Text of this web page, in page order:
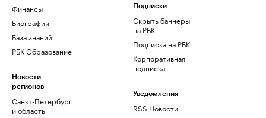
Финансы
Биографии
База знаний
РБК Образование
Новости
регионов
Санкт-Петербург
и область
Подписки
Скрыть баннеры
на РБК
Подписка на РБК
Корпоративная
подписка
Уведомления
RSS Новости